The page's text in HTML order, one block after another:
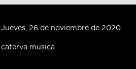
Jueves, 26 de noviembre de 2020
caterva musica